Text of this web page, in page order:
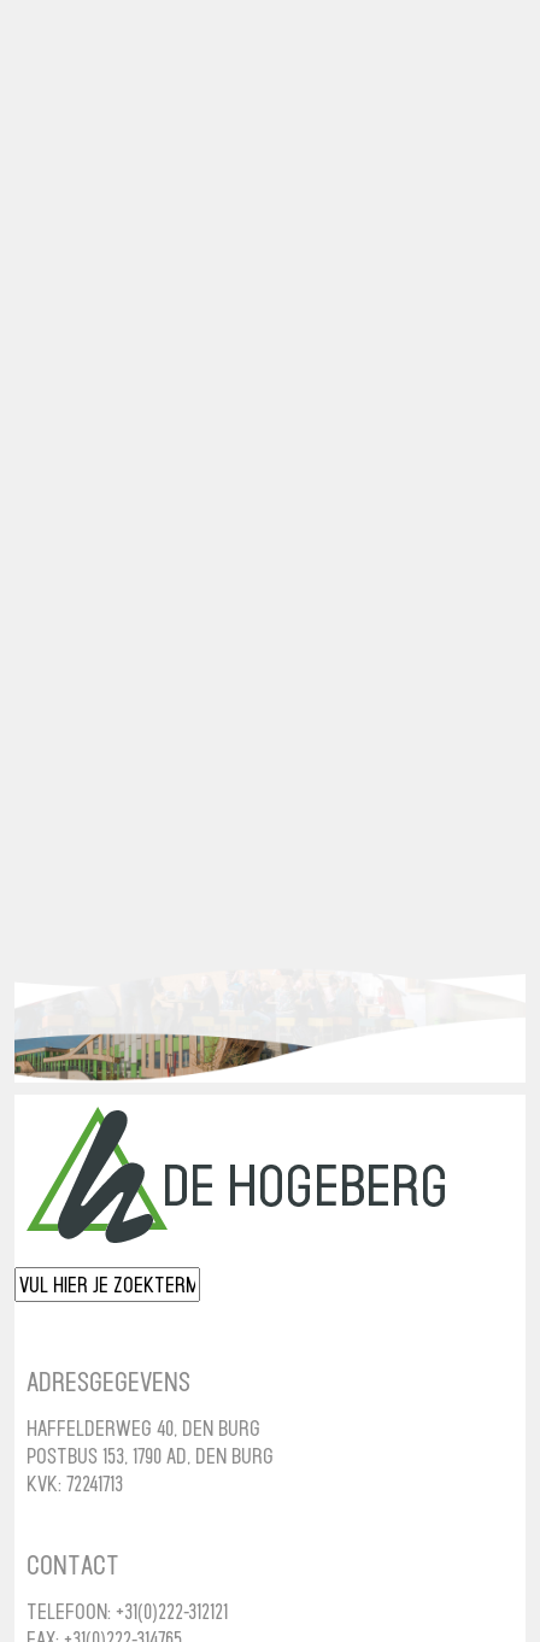
Adresgegevens
Haffelderweg 40, Den Burg
Postbus 153, 1790 AD, Den Burg
KvK: 72241713
Contact
Telefoon: +31(0)222-312121